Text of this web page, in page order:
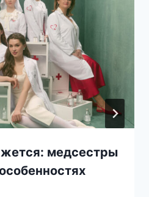
медсестры